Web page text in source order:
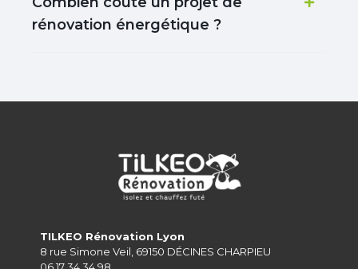
rénovation énergétique ?
TILKEO Rénovation Lyon
8 rue Simone Veil, 69150 DÉCINES CHARPIEU